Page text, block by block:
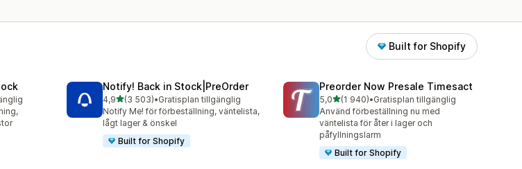
Built for Shopify
Notify! Back in Stock|PreOrder
4,9av 5 stjärnor
(3 503)
3503 recensioner totalt
•Gratisplan tillgänglig
Notify Me! för förbeställning, väntelista,
lågt lager & önskel
Built for Shopify
Preorder Now Presale Timesact
5,0av 5 stjärnor
(1 940)
1940 recensioner totalt
•Gratisplan tillgänglig
Använd förbeställning nu med
väntelista för åter i lager och
påfyllningslarm
Built for Shopify